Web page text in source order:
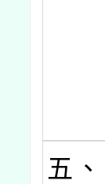
五、